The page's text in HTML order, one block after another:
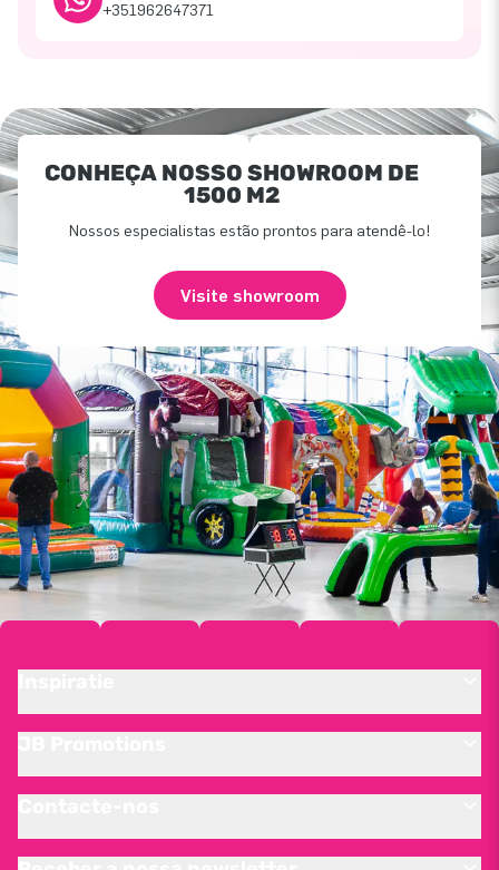
+351962647371
CONHEÇA NOSSO SHOWROOM DE
1500 M2
Nossos especialistas estão prontos para atendê-lo!
Visite showroom